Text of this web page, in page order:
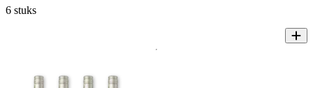
6 stuks